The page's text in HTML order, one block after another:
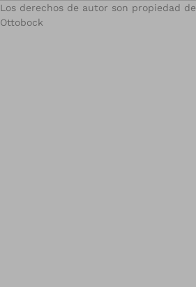
Los derechos de autor son propiedad de
Ottobock